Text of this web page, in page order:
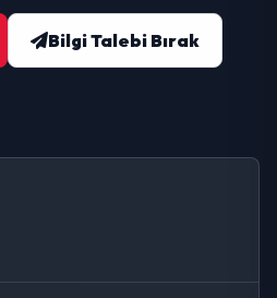
Bilgi Talebi Bırak